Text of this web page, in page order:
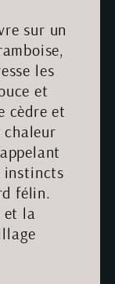
sur un
les
et
cèdre et
instincts
félin.
et la